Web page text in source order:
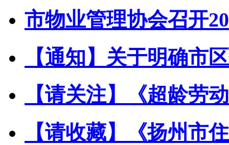
市物业管理协会召开
【通知】关于明确市
【请关注】《超龄劳
【请收藏】《扬州市